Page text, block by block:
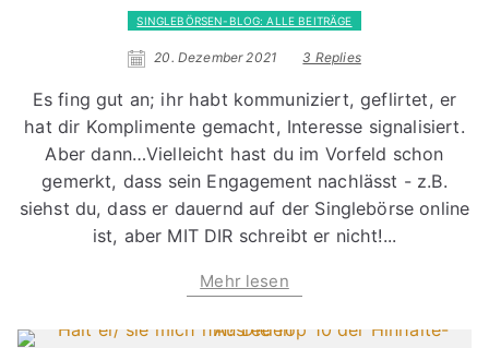
SINGLEBÖRSEN-BLOG: ALLE BEITRÄGE
20. Dezember 2021 3 Replies
Es fing gut an; ihr habt kommuniziert, geflirtet, er
hat dir Komplimente gemacht, Interesse signalisiert.
Aber dann…Vielleicht hast du im Vorfeld schon
gemerkt, dass sein Engagement nachlässt - z.B.
siehst du, dass er dauernd auf der Singlebörse online
ist, aber MIT DIR schreibt er nicht!...
Mehr lesen